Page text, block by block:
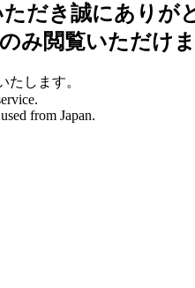
だき誠にありが
み閲覧いただけま
たします。
from Japan.